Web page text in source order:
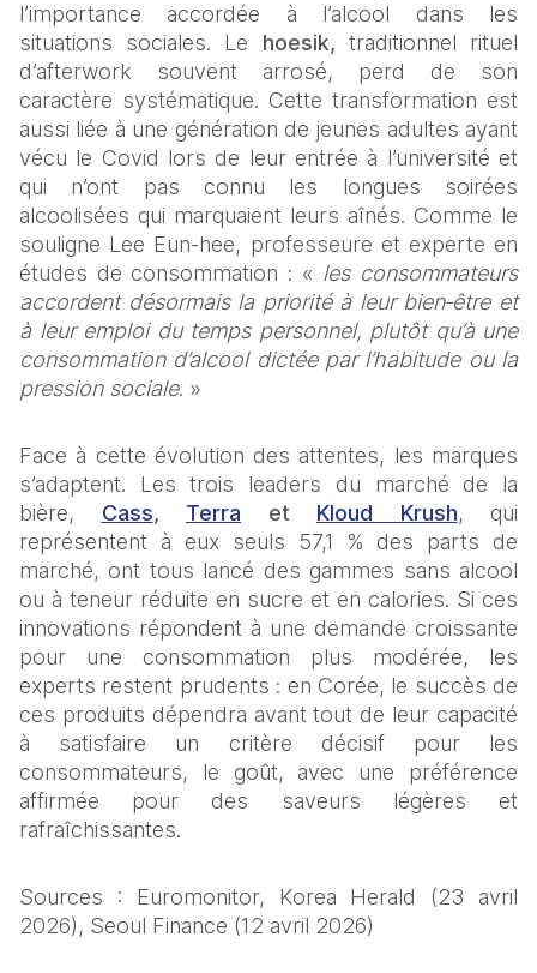
l’importance accordée à l’alcool dans les
situations sociales. Le hoesik, traditionnel rituel
d’afterwork souvent arrosé, perd de son
caractère systématique. Cette transformation est
aussi liée à une génération de jeunes adultes ayant
vécu le Covid lors de leur entrée à l’université et
qui n’ont pas connu les longues soirées
alcoolisées qui marquaient leurs aînés. Comme le
souligne Lee Eun-hee, professeure et experte en
études de consommation : « les consommateurs
accordent désormais la priorité à leur bien‑être et
à leur emploi du temps personnel, plutôt qu’à une
consommation d’alcool dictée par l’habitude ou la
pression sociale. »
Face à cette évolution des attentes, les marques
s’adaptent. Les trois leaders du marché de la
bière, Cass, Terra et Kloud Krush, qui
représentent à eux seuls 57,1 % des parts de
marché, ont tous lancé des gammes sans alcool
ou à teneur réduite en sucre et en calories. Si ces
innovations répondent à une demande croissante
pour une consommation plus modérée, les
experts restent prudents : en Corée, le succès de
ces produits dépendra avant tout de leur capacité
à satisfaire un critère décisif pour les
consommateurs, le goût, avec une préférence
affirmée pour des saveurs légères et
rafraîchissantes.
Sources : Euromonitor, Korea Herald (23 avril
2026), Seoul Finance (12 avril 2026)